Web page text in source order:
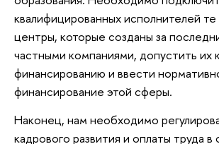
квалифицированных исполнителей
центры, которые созданы за
частными компаниями, допустить
финансированию и ввести
финансирование этой сферы.
Наконец, нам необходимо
кадрового развития и оплаты труда в